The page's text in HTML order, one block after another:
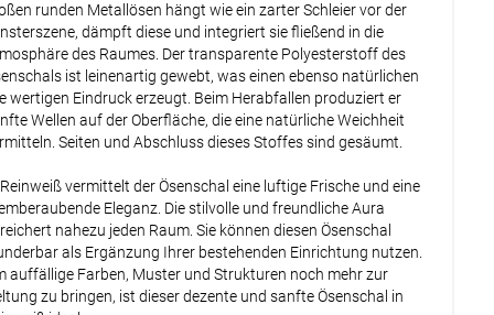
runden Metallösen hängt wie ein zarter Schleier vor der
dämpft diese und integriert sie fließend in die
des Raumes. Der transparente Polyesterstoff des
ist leinenartig gewebt, was einen ebenso natürlichen
wertigen Eindruck erzeugt. Beim Herabfallen produziert er
Wellen auf der Oberfläche, die eine natürliche Weichheit
Seiten und Abschluss dieses Stoffes sind gesäumt.
vermittelt der Ösenschal eine luftige Frische und eine
Eleganz. Die stilvolle und freundliche Aura
nahezu jeden Raum. Sie können diesen Ösenschal
als Ergänzung Ihrer bestehenden Einrichtung nutzen.
auffällige Farben, Muster und Strukturen noch mehr zur
zu bringen, ist dieser dezente und sanfte Ösenschal in